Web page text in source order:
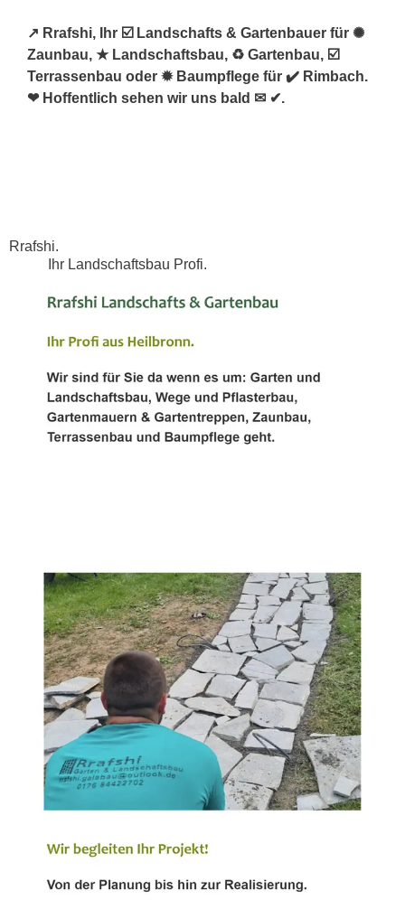
↗️ Rrafshi, Ihr ☑️ Landschafts & Gartenbauer für ✺
Zaunbau, ★ Landschaftsbau, ♻ Gartenbau, ☑️
Terrassenbau oder ✹ Baumpflege für ✔️ Rimbach.
❤ Hoffentlich sehen wir uns bald ✉ ✔.
Rrafshi.
Ihr Landschaftsbau Profi.